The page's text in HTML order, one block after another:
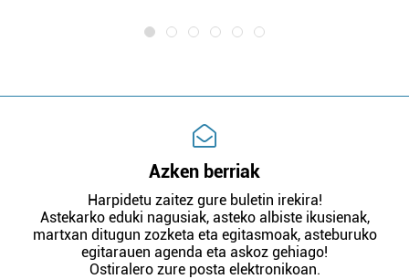
Azken berriak
Harpidetu zaitez gure buletin irekira!
Astekarko eduki nagusiak, asteko albiste ikusienak,
martxan ditugun zozketa eta egitasmoak, asteburuko
egitarauen agenda eta askoz gehiago!
Ostiralero zure posta elektronikoan.